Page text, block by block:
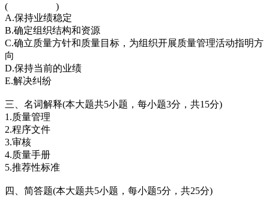
( )
A.保持业绩稳定
B.确定组织结构和资源
C.确立质量方针和质量目标，为组织开展质量管理活动指明方
向
D.保持当前的业绩
E.解决纠纷
三、名词解释(本大题共5小题，每小题3分，共15分)
1.质量管理
2.程序文件
3.审核
4.质量手册
5.推荐性标准
四、简答题(本大题共5小题，每小题5分，共25分)